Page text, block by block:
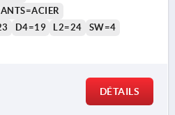
D4=19 L2=24 SW=4
DÉTAILS